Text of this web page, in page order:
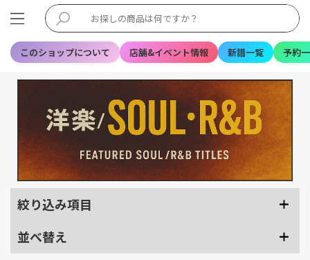
このショップについて 店舗&イベント情報 新譜一覧 予約
絞り込み項目
並べ替え